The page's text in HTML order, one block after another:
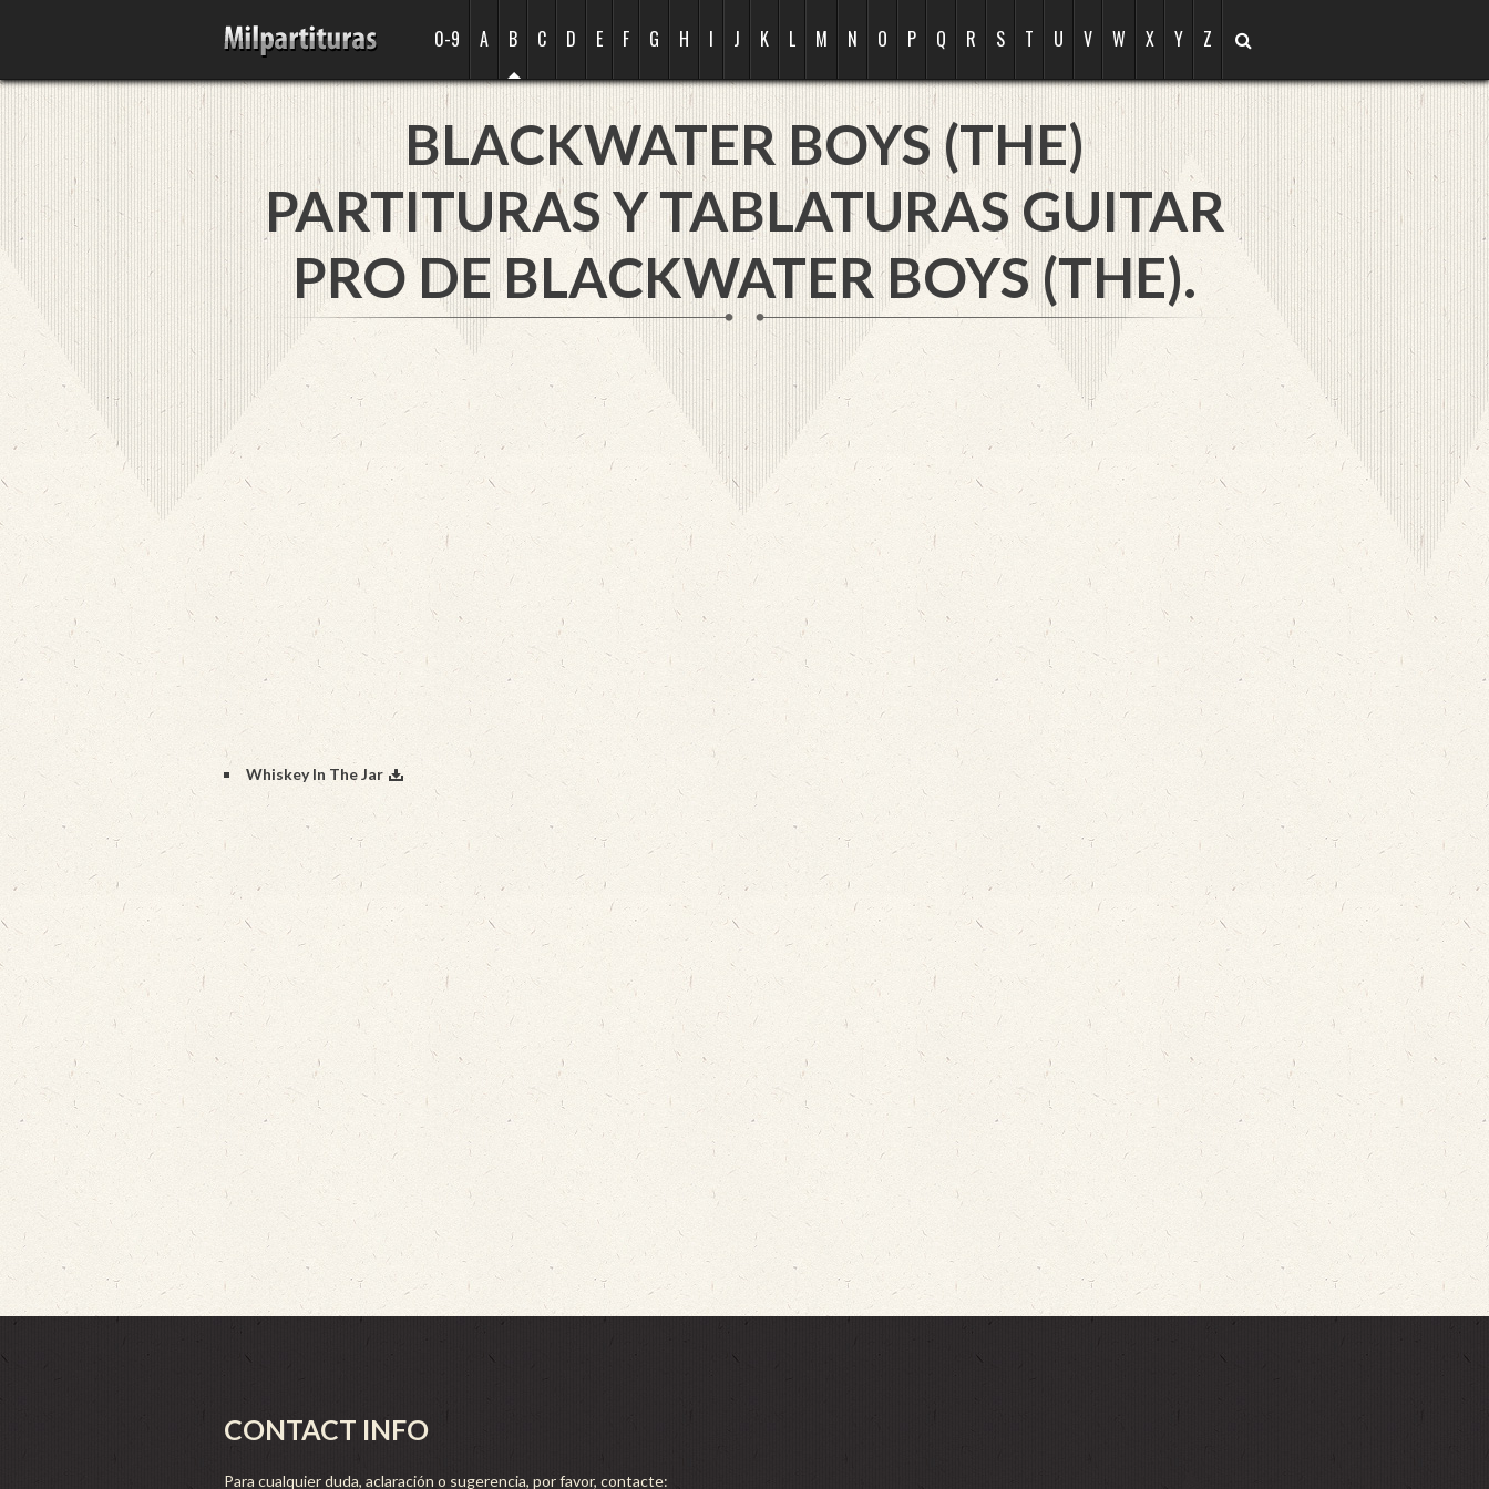
0-9 A B C D E F G H I J K L M N O P Q R S T U V W X Y Z
BLACKWATER BOYS (THE)
PARTITURAS Y TABLATURAS GUITAR
PRO DE BLACKWATER BOYS (THE).
Whiskey In The Jar
CONTACT INFO
Para cualquier duda, aclaración o sugerencia, por favor, contacte: